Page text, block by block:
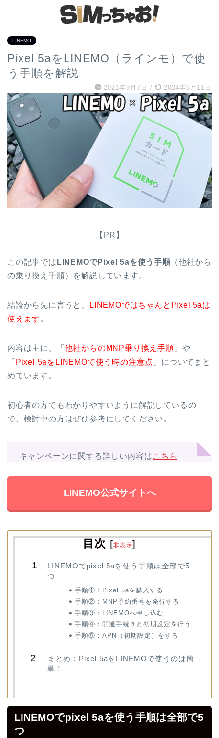
LINEMO
Pixel 5aをLINEMO（ラインモ）で使
う手順を解説
2021年9月7日 / 2024年6月11日
【PR】
この記事では LINEMOでPixel 5aを使う手順 （他社から
の乗り換え手順）を解説しています。
結論から先に言うと、
LINEMOではちゃんとPixel 5aは
使えます 。
内容は主に、「 他社からのMNP乗り換え手順 」や
「 Pixel 5aをLINEMOで使う時の注意点 」についてまと
めています。
初心者の方でもわかりやすいように解説しているの
で、検討中の方はぜひ参考にしてください。
キャンペーンに関する詳しい内容は こちら
LINEMO公式サイトへ
目次 [非表示]
LINEMOでpixel 5aを使う手順は全部で5
つ
手順①：Pixel 5aを購入する
手順②：MNP予約番号を発行する
手順③：LINEMOへ申し込む
手順④：開通手続きと初期設定を行う
手順⑤：APN（初期設定）をする
まとめ：Pixel 5aをLINEMOで使うのは簡
単！
LINEMOでpixel 5aを使う手順は全部で5
つ